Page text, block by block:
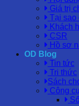
Giá trị
Tại sao
Khách
CSR
Hồ sơ
OD Blog
Tin tức
Tri thức
Sách
Công cụ